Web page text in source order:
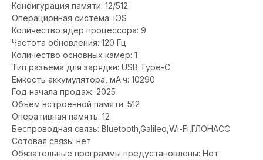
Конфигурация памяти: 12/512
Операционная система: iOS
Количество ядер процессора: 9
Частота обновления: 120 Гц
Количество основных камер: 1
Тип разъема для зарядки: USB Type-C
Емкость аккумулятора, мА·ч: 10290
Год начала продаж: 2025
Объем встроенной памяти: 512
Оперативная память: 12
Беспроводная связь: Bluetooth,Galileo,Wi-Fi,ГЛОНАСС
Сотовая связь: нет
Обязательные программы предустановлены: Нет